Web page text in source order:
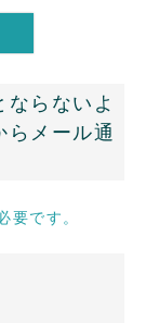
らないよ
らメール通
要です。